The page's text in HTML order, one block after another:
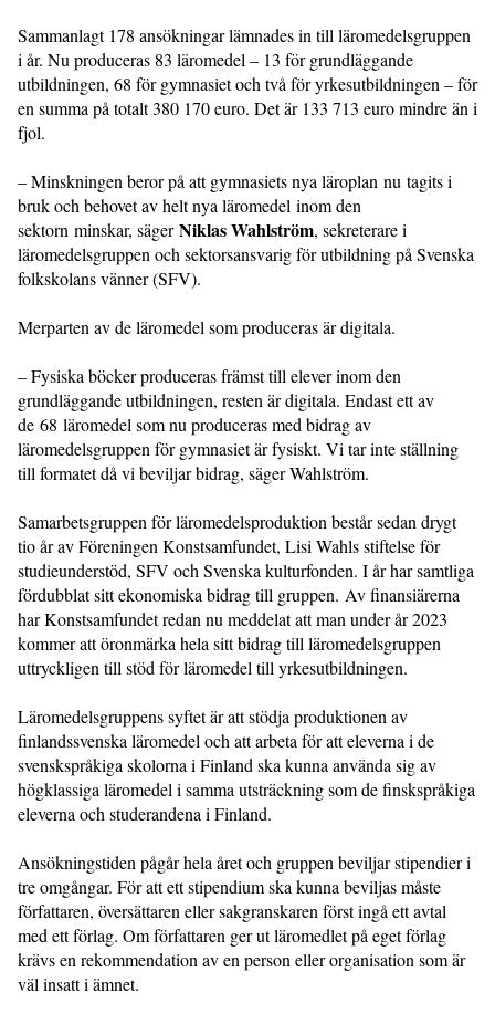
Sammanlagt 178 ansökningar lämnades in till läromedelsgruppen
i år. Nu produceras 83 läromedel – 13 för grundläggande
utbildningen, 68 för gymnasiet och två för yrkesutbildningen – för
en summa på totalt 380 170 euro. Det är 133 713 euro mindre än i
fjol.
– Minskningen beror på att gymnasiets nya läroplan nu tagits i
bruk och behovet av helt nya läromedel inom den
sektorn minskar, sägerNiklas Wahlström, sekreterare i
läromedelsgruppen och sektorsansvarig för utbildning på Svenska
folkskolans vänner (SFV).
Merparten av de läromedel som produceras är digitala.
– Fysiska böcker produceras främst till elever inom den
grundläggande utbildningen, resten är digitala. Endast ett av
de 68 läromedel som nu produceras med bidrag av
läromedelsgruppen för gymnasiet är fysiskt. Vi tar inte ställning
till formatet då vi beviljar bidrag, säger Wahlström.
Samarbetsgruppen för läromedelsproduktion består sedan drygt
tio år av Föreningen Konstsamfundet, Lisi Wahls stiftelse för
studieunderstöd, SFV och Svenska kulturfonden. I år har samtliga
fördubblat sitt ekonomiska bidrag till gruppen. Av finansiärerna
har Konstsamfundet redan nu meddelat att man under år 2023
kommer att öronmärka hela sitt bidrag till läromedelsgruppen
uttryckligen till stöd för läromedel till yrkesutbildningen.
Läromedelsgruppens syftet är att stödja produktionen av
finlandssvenska läromedel och att arbeta för att eleverna i de
svenskspråkiga skolorna i Finland ska kunna använda sig av
högklassiga läromedel i samma utsträckning som de finskspråkiga
eleverna och studerandena i Finland.
Ansökningstiden pågår hela året och gruppen beviljar stipendier i
tre omgångar. För att ett stipendium ska kunna beviljas måste
författaren, översättaren eller sakgranskaren först ingå ett avtal
med ett förlag. Om författaren ger ut läromedlet på eget förlag
krävs en rekommendation av en person eller organisation som är
väl insatt i ämnet.